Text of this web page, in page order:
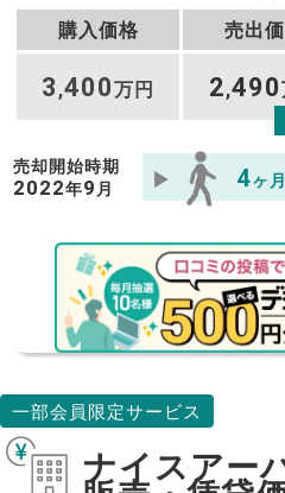
購入価格 売出
3 ,400万円 2,490
売却開始時期
2022年9 月 4ヶ月
一部会員限定サービス
ナイスアー